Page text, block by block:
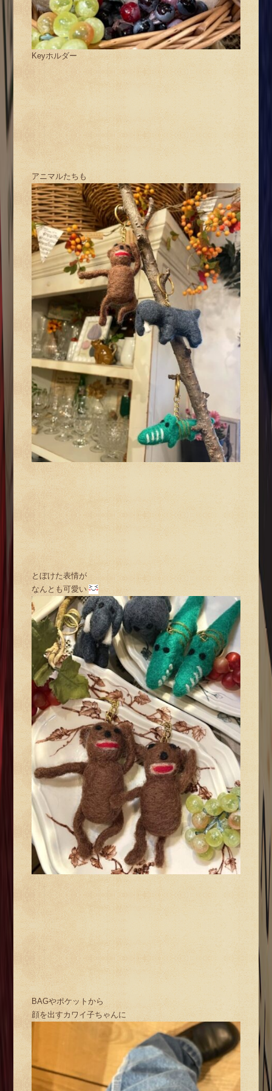
Keyホルダー
アニマルたちも
とぼけた表情が
なんとも可愛い
BAGやポケットから
顔を出すカワイ子ちゃんに